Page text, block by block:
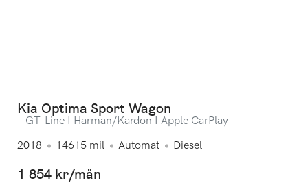
Kia Optima Sport Wagon
– GT-Line I Harman/Kardon I Apple CarPlay
2018
14615 mil Automat Diesel
1 854 kr/mån